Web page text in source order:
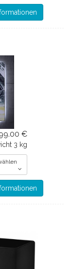
€
3 kg